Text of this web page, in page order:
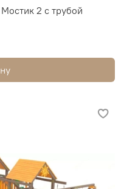
2 с трубой